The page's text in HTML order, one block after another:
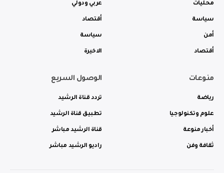
محليات
سياسة
أمن
أقتصاد
عربي ودولي
أقتصاد
سياسة
الاخيرة
منوعات
رياضة
علوم وتكنولوجيا
أخبار منوعة
ثقافة وفن
الوصول السريع
تردد قناة الرشيد
تطبيق قناة الرشيد
قناة الرشيد مباشر
راديو الرشيد مباشر